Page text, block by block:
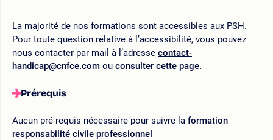
La majorité de nos formations sont accessibles aux PSH.
Pour toute question relative à l’accessibilité, vous pouvez
nous contacter par mail à l’adresse contact-
handicap@cnfce.com ou consulter cette page.
Prérequis
Aucun pré-requis nécessaire pour suivre la formation
responsabilité civile professionnel